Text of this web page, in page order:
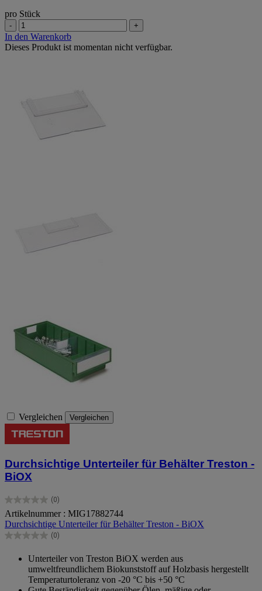
pro Stück
- +
In den Warenkorb
Dieses Produkt ist momentan nicht verfügbar.
Vergleichen Vergleichen
Durchsichtige Unterteiler für Behälter Treston -
BiOX
(0)
0.0
von
5
Sternen.
Artikelnummer : MIG17882744
Durchsichtige Unterteiler für Behälter Treston - BiOX
(0)
0.0
Sternen.
Unterteiler von Treston BiOX werden aus
umweltfreundlichem Biokunststoff auf Holzbasis hergestellt
Temperaturtoleranz von -20 °C bis +50 °C